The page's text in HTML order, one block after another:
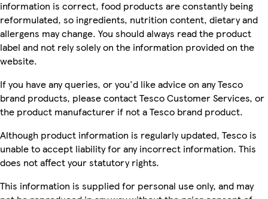
information is correct, food products are constantly being
reformulated, so ingredients, nutrition content, dietary and
allergens may change. You should always read the product
label and not rely solely on the information provided on the
website.
If you have any queries, or you'd like advice on any Tesco
brand products, please contact Tesco Customer Services, or
the product manufacturer if not a Tesco brand product.
Although product information is regularly updated, Tesco is
unable to accept liability for any incorrect information. This
does not affect your statutory rights.
This information is supplied for personal use only, and may